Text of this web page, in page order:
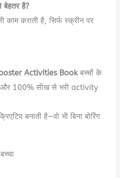
बेहतर है?
काम कराती है, सिर्फ स्क्रीन पर
Activities Bookबच्चों के
100% सीख से भरी activity
बनाती है—वो भी बिना बोरिंग